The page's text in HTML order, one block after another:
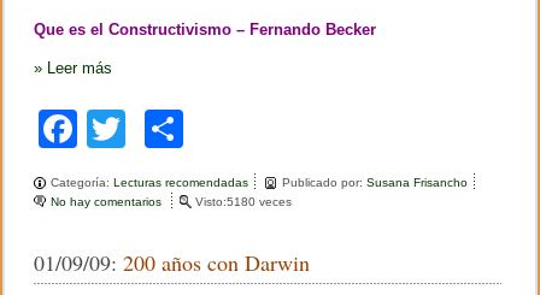
d
o
Que es el Constructivismo – Fernando Becker
» Leer más
F
a
c
b
tt
m
ar
Categoría:Lecturas recomendadas Publicado por:Susana Frisancho
No hay comentarios
Q
Visto:5180 veces
01/09/09:200 años con Darwin